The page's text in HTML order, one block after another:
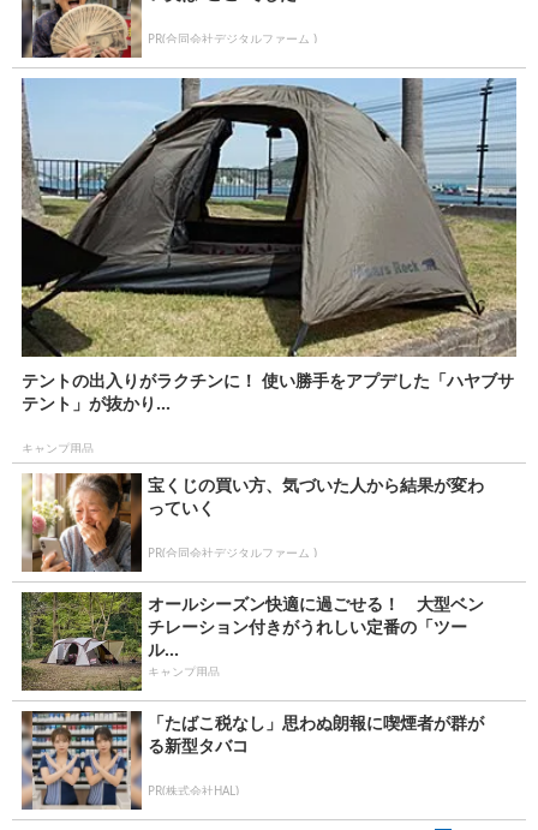
PR(合同会社デジタルファーム )
テントの出入りがラクチンに！ 使い勝手をアプデした「ハヤブサ
テント」が抜かり...
キャンプ用品
宝くじの買い方、気づいた人から結果が変わ
っていく
PR(合同会社デジタルファーム )
オールシーズン快適に過ごせる！ 大型ベン
チレーション付きがうれしい定番の「ツー
ル...
キャンプ用品
「たばこ税なし」思わぬ朗報に喫煙者が群が
る新型タバコ
PR(株式会社HAL)